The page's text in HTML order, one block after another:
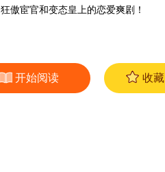
狂傲宦官和变态皇上的恋爱爽剧！
开始阅读 收藏